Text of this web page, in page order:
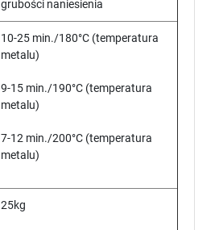
grubości naniesienia
10-25 min./180°C (temperatura
metalu)
9-15 min./190°C (temperatura
metalu)
7-12 min./200°C (temperatura
metalu)
25kg